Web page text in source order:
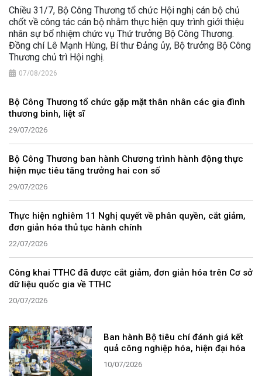
Chiều 31/7, Bộ Công Thương tổ chức Hội nghị cán bộ chủ
chốt về công tác cán bộ nhằm thực hiện quy trình giới thiệu
nhân sự bổ nhiệm chức vụ Thứ trưởng Bộ Công Thương.
Đồng chí Lê Mạnh Hùng, Bí thư Đảng ủy, Bộ trưởng Bộ Công
Thương chủ trì Hội nghị.
07/08/2026
Bộ Công Thương tổ chức gặp mặt thân nhân các gia đình
thương binh, liệt sĩ
29/07/2026
Bộ Công Thương ban hành Chương trình hành động thực
hiện mục tiêu tăng trưởng hai con số
29/07/2026
Thực hiện nghiêm 11 Nghị quyết về phân quyền, cắt giảm,
đơn giản hóa thủ tục hành chính
22/07/2026
Công khai TTHC đã được cắt giảm, đơn giản hóa trên Cơ sở
dữ liệu quốc gia về TTHC
20/07/2026
Ban hành Bộ tiêu chí đánh giá kết
quả công nghiệp hóa, hiện đại hóa
10/07/2026